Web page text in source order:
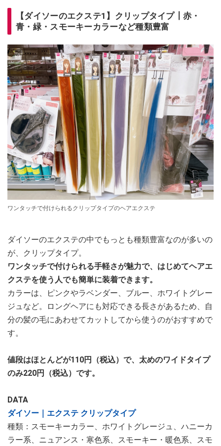
【ダイソーのエクステ1】クリップタイプ┃赤・
青・緑・スモーキーカラーなど種類豊富
ワンタッチで付けられるクリップタイプのヘアエクステ
ダイソーのエクステの中でもっとも種類豊富なのが多いの
が、クリップタイプ。
ワンタッチで付けられる手軽さが魅力で、はじめてヘアエ
クステを使う人でも簡単に装着できます。
カラーは、ピンクやラベンダー、ブルー、ホワイトグレー
ジュなど。ロングヘアにも対応できる長さがあるため、自
分の髪の毛にあわせてカットしてから使うのがおすすめで
す。
値段はほとんどが110円（税込）で、太めのワイドタイプ
のみ220円（税込）です。
DATA
ダイソー｜エクステ クリップタイプ
種類：スモーキーカラー、ホワイトグレージュ、ハニーカ
ラー系、ニュアンス・寒色系、スモーキー・暖色系、スモ